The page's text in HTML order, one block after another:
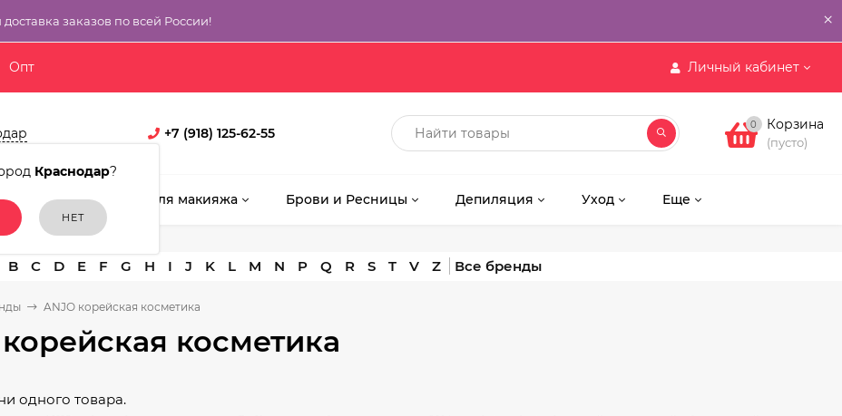
заказов по всей России! ×
Личный кабинет
Опт
Краснодар?
+7 (918) 125-62-55
0 Корзина
(пусто)
Макияж Кисти для макияжа Брови и Ресницы Депиляция Уход Еще
B C D E F G H I J K L M N P Q R S T V Z
ANJO корейская косметика
косметика
одного товара.